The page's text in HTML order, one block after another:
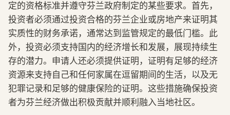
定的资格标准并遵守芬兰政府制定的某些要求。首先，
投资者必须通过投资合格的芬兰企业或房地产来证明其
实质性的财务承诺，通常达到监管规定的最低门槛。此
外，投资必须支持国内的经济增长和发展，展现持续生
存的潜力。申请人还必须提供证明，证明有足够的经济
资源来支持自己和任何家属在逗留期间的生活，以及无
犯罪记录和足够的健康保险的证明。这些措施确保投资
者为芬兰经济做出积极贡献并顺利融入当地社区。